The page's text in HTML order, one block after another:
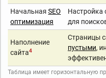
Начальная SEO
оптимизация
Настройка
для
Наполнение
сайта4
Страницы
пустыми,
Таблица имеет горизонтальную